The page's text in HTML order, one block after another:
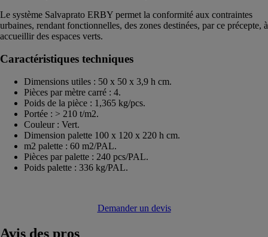
Le système Salvaprato ERBY permet la conformité aux contraintes
urbaines, rendant fonctionnelles, des zones destinées, par ce précepte, à
accueillir des espaces verts.
Caractéristiques techniques
Dimensions utiles : 50 x 50 x 3,9 h cm.
Pièces par mètre carré : 4.
Poids de la pièce : 1,365 kg/pcs.
Portée : > 210 t/m2.
Couleur : Vert.
Dimension palette 100 x 120 x 220 h cm.
m2 palette : 60 m2/PAL.
Pièces par palette : 240 pcs/PAL.
Poids palette : 336 kg/PAL.
Demander un devis
Avis des pros